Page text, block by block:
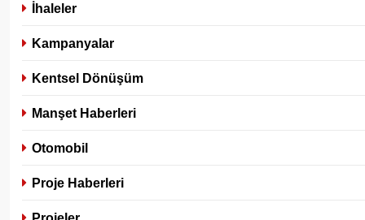
İhaleler
Kampanyalar
Kentsel Dönüşüm
Manşet Haberleri
Otomobil
Proje Haberleri